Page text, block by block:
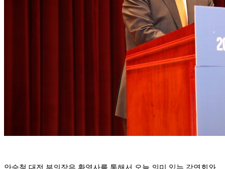
안승철 대전 부의장은 환영사를 통해서 오늘 의미 있는 강연회와